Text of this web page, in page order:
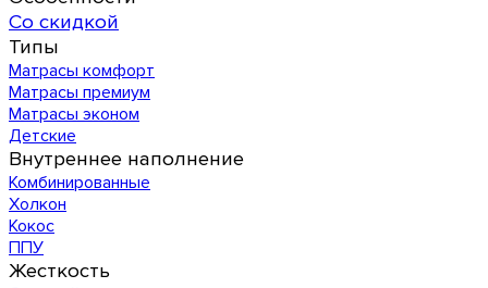
Со скидкой
Типы
Матрасы комфорт
Матрасы премиум
Матрасы эконом
Детские
Внутреннее наполнение
Комбинированные
Холкон
Кокос
ППУ
Жесткость